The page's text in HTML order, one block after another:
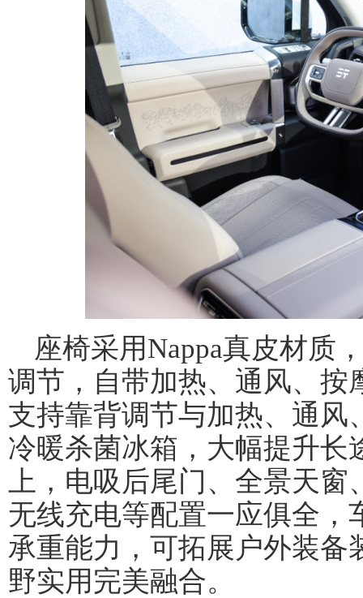
座椅采用Nappa真皮材质
调节，自带加热、通风、按
支持靠背调节与加热、通风
冷暖杀菌冰箱，大幅提升长
上，电吸后尾门、全景天窗
无线充电等配置一应俱全，
承重能力，可拓展户外装备
野实用完美融合。